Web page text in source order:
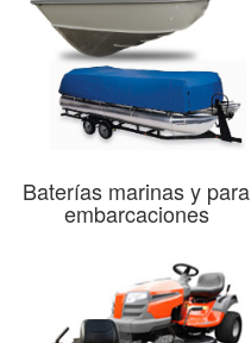
Baterías marinas y para
embarcaciones